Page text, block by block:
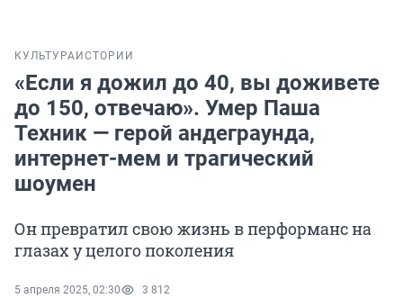
КУЛЬТУРА ИСТОРИИ
«Если я дожил до 40, вы доживете
до 150, отвечаю». Умер Паша
Техник — герой андеграунда,
интернет-мем и трагический
шоумен
Он превратил свою жизнь в перформанс на
глазах у целого поколения
5 апреля 2025, 02:30 3 812